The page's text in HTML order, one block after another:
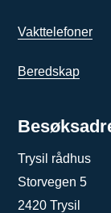
Vakttelefoner
Beredskap
Trysil rådhus
Storvegen 5
2420 Trysil